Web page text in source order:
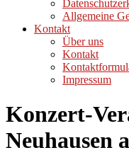
Allgemeine
Kontakt
Über uns
Kontakt
Impressum
Konzert-
Neuhausen